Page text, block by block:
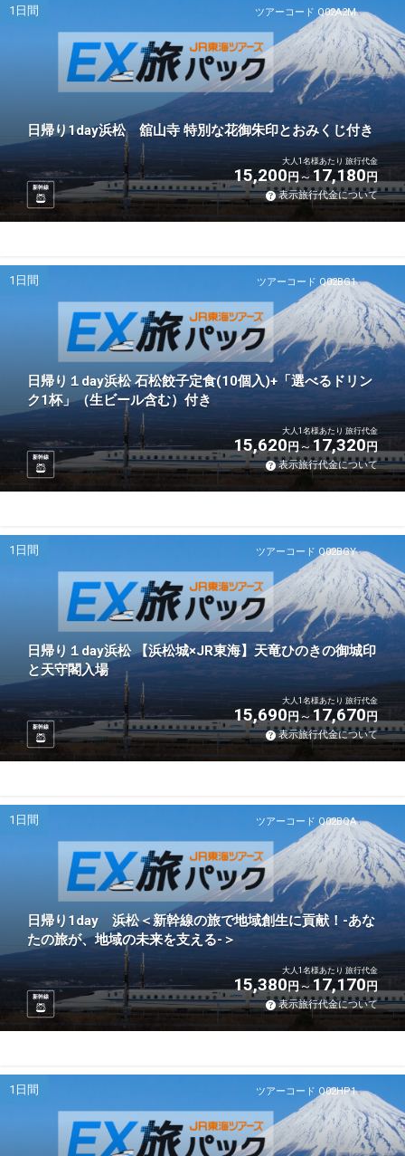
ツアーコード Q02A2M
1日間
日帰り1day浜松 舘山寺 特別な花御朱印とおみくじ付き
新幹線
大人1名様あたり 旅行代金
15,200円 17,180円
表示旅行代金について
ツアーコード Q02BG1
1日間
日帰り１day浜松 石松餃子定食(10個入)+「選べるドリン
ク1杯」（生ビール含む）付き
新幹線
大人1名様あたり 旅行代金
15,620円 17,320円
表示旅行代金について
ツアーコード Q02BGY
1日間
日帰り１day浜松 【浜松城×JR東海】天竜ひのきの御城印
と天守閣入場
新幹線
大人1名様あたり 旅行代金
15,690円 17,670円
表示旅行代金について
ツアーコード Q02BQA
1日間
日帰り1day 浜松＜新幹線の旅で地域創生に貢献！-あな
たの旅が、地域の未来を支える-＞
新幹線
大人1名様あたり 旅行代金
15,380円 17,170円
表示旅行代金について
ツアーコード Q02HP1
1日間